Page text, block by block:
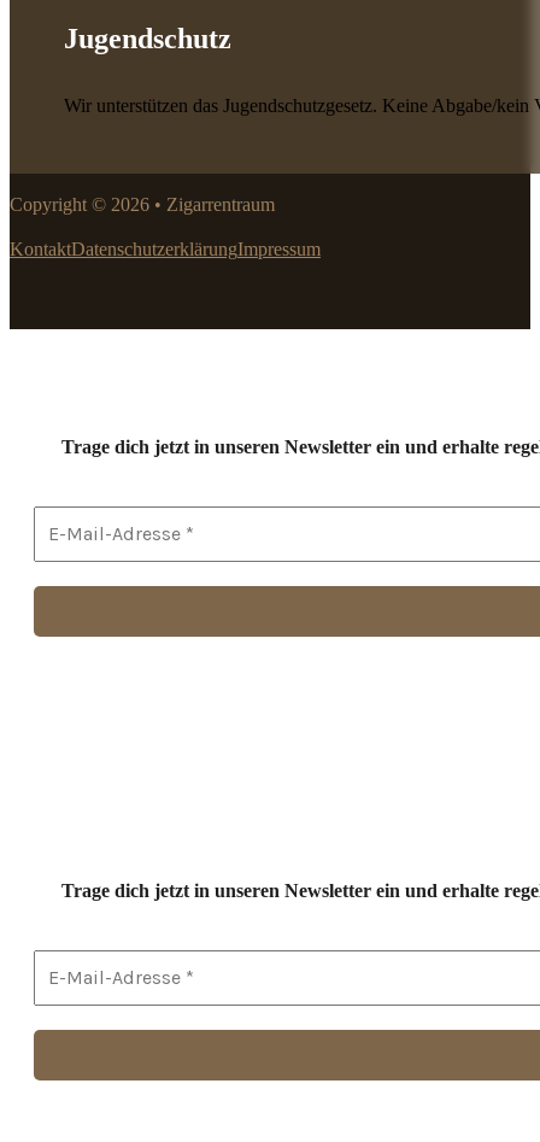
Jugendschutz
Wir unterstützen das Jugendschutzgesetz. Keine Abgabe/
Copyright © 2026 • Zigarrentraum
KontaktDatenschutzerklärungImpressum
Trage dich jetzt in unseren Newsletter ein und erhalte
Trage dich jetzt in unseren Newsletter ein und erhalte